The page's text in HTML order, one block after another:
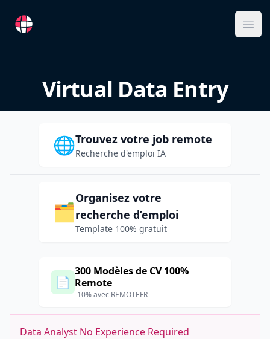
RemoteFR
Virtual Data Entry
🌐Trouvez votre job remote
Recherche d'emploi IA
🗂️
Organisez votre
recherche d’emploi
Template 100% gratuit
📄
300 Modèles de CV 100%
Remote
-10% avec REMOTEFR
Data Analyst No Experience Required